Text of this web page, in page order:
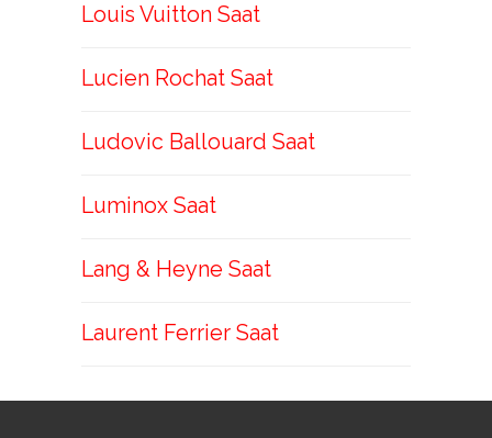
Louis Vuitton Saat
Lucien Rochat Saat
Ludovic Ballouard Saat
Luminox Saat
Lang & Heyne Saat
Laurent Ferrier Saat